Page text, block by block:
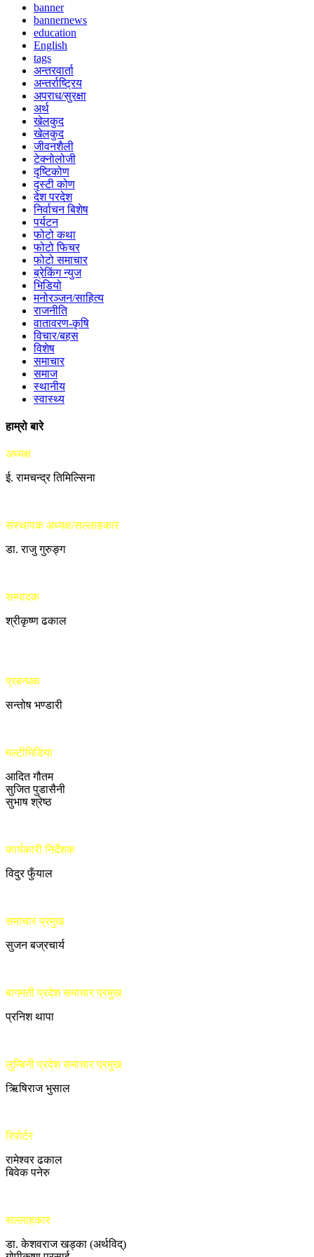
banner
bannernews
education
English
tags
अन्तरवार्ता
अन्तर्राष्ट्रिय
अपराध/सुरक्षा
अर्थ
खेलकुद
खेलकुद
जीवनशैली
टेक्नोलोजी
दृष्टिकोण
दृस्टी कोण
देश परदेश
निर्वाचन बिशेष
पर्यटन
फोटो कथा
फोटो फिचर
फोटो समाचार
ब्रेकिंग न्युज
भिडियो
मनोरञ्जन/साहित्य
राजनीति
वातावरण-कृषि
विचार/बहस
विशेष
समाचार
समाज
स्थानीय
स्वास्थ्य
हाम्रो बारे
अध्यक्ष
ई. रामचन्द्र तिमिल्सिना
संस्थापक अध्यक्ष/सल्लाहकार
डा. राजु गुरुङ्ग
सम्पादक
श्रीकृष्ण ढकाल
प्रबन्धक
सन्तोष भण्डारी
मल्टीमिडिया
आदित गौतम
सुजित पुडासैनी
सुभाष श्रेष्ठ
कार्यकारी निर्देशक
विदुर फुँयाल
समाचार प्रमुख
सुजन बज्रचार्य
बागमती प्रदेश समाचार प्रमुख
प्रनिश थापा
लुम्बिनी प्रदेश समाचार प्रमुख
ऋिषिराज भुसाल
रिपोर्टर
रामेश्वर ढकाल
बिवेक पनेरु
सल्लाहकार
डा. केशवराज खड्का (अर्थविद्)